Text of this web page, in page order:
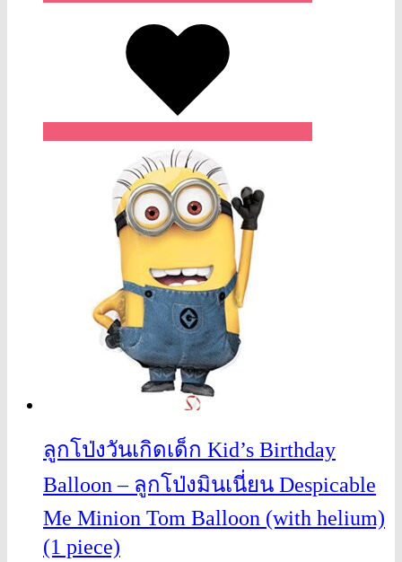
ลูกโป่งวันเกิดเด็ก Kid’s Birthday
Balloon – ลูกโป่งมินเนี่ยน Despicable
Me Minion Tom Balloon (with helium)
(1 piece)